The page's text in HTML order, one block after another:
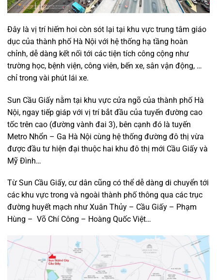
Đây là vị trí hiếm hoi còn sót lại tại khu vực trung tâm giáo
dục của thành phố Hà Nội với hệ thống hạ tầng hoàn
chỉnh, dễ dàng kết nối tới các tiện tích công cộng như
trường học, bệnh viện, công viên, bến xe, sân vận động, …
chỉ trong vài phút lái xe.
Sun Cầu Giấy nằm tại khu vực cửa ngõ của thành phố Hà
Nội, ngay tiếp giáp với vị trí bắt đầu của tuyến đường cao
tốc trên cao (đường vành đai 3), bên cạnh đó là tuyến
Metro Nhổn – Ga Hà Nội cùng hệ thống đường đô thị vừa
được đầu tư hiện đại thuộc hai khu đô thị mới Cầu Giấy và
Mỹ Đình…
Từ Sun Cầu Giấy, cư dân cũng có thể dễ dàng di chuyển tới
các khu vực trong và ngoài thành phố thông qua các trục
đường huyết mạch như Xuân Thủy – Cầu Giấy – Phạm
Hùng – Võ Chí Công – Hoàng Quốc Việt…